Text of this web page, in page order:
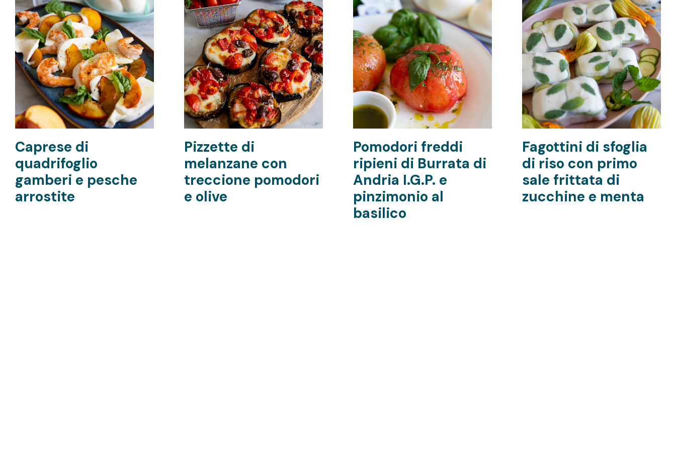
Caprese di
quadrifoglio
gamberi e pesche
arrostite
Pizzette di
melanzane con
treccione pomodori
e olive
Pomodori freddi
ripieni di Burrata di
Andria I.G.P. e
pinzimonio al
basilico
Fagottini di sfoglia
di riso con primo
sale frittata di
zucchine e menta